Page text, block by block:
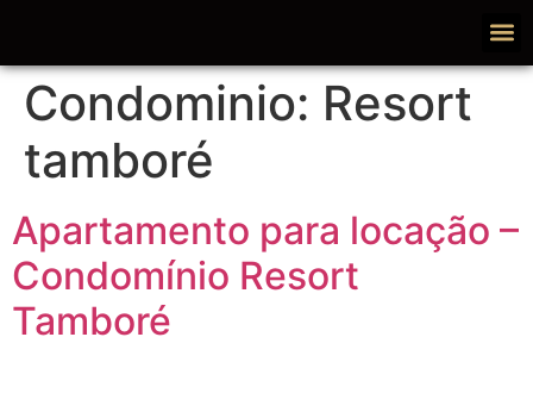
Condominio: Resort
tamboré
Apartamento para locação –
Condomínio Resort
Tamboré